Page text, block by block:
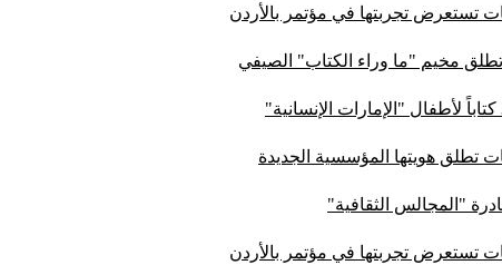
تستعرض تجربتها في مؤتمر بالأردن
مخيم "ما وراء الكتاب" الصيفي
تطلق هويتها المؤسسية الجديدة
"المجالس الثقافية"
تستعرض تجربتها في مؤتمر بالأردن